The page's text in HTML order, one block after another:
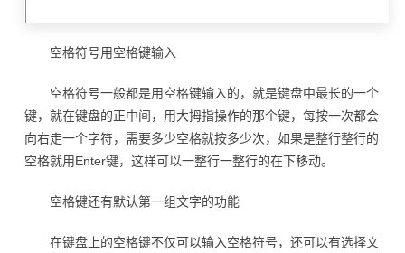
空格符号用空格键输入
空格符号一般都是用空格键输入的，就是键盘中最长的一个
键，就在键盘的正中间，用大拇指操作的那个键，每按一次都会
向右走一个字符，需要多少空格就按多少次，如果是整行整行的
空格就用Enter键，这样可以一整行一整行的在下移动。
空格键还有默认第一组文字的功能
在键盘上的空格键不仅可以输入空格符号，还可以有选择文